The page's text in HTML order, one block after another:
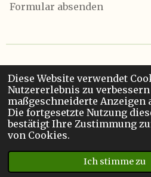
Diese Website verwendet
Nutzererlebnis zu
maßgeschneiderte Anzeigen
Die fortgesetzte Nutzung
bestätigt Ihre Zustimmung
von Cookies.
Ich stimme zu
Formular absenden
© 2022 - 2026
Mit Unterstützung vonWebador
Telefon